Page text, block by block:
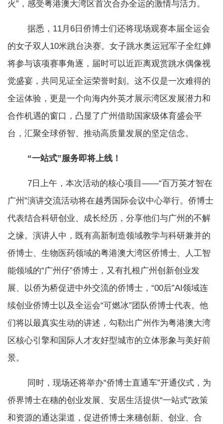
火”，感受粤港澳大湾区首次合办全运的激情与活力。
据悉，11月6日侨博士们还将现场观赛本届全运会
的女子双人10米跳台决赛。女子跳水奥运冠军子全红婵
将参与该项赛事角逐，届时可以近距离观赏跳水偶像视
觉盛宴，共同见证全运荣誉时刻。这不仅是一次难得的
全运体验，更是一个向海内外英才展示湾区发展潜力和
合作机遇的窗口，凸显了广州借助国家级体育盛会平
台，汇聚全球侨智、推动高质量发展的坚定信念。
“一站式”服务即将上线！
7日上午，本次活动的核心项目——“百万英才智在
广州”演讲交流活动将在越秀国际会议中心举行。侨博士
代表结合科研创业、成长经历，分享他们与广州的不解
之缘。演讲人中，既有高新制造领域教学与科研兼并的
侨博士、生物医药领域的粤港澳大湾区侨博士、人工智
能领域的“广州仔”侨博士，又有扎根广州创新创业发
展、以侨为桥促进中外交流的侨博士，“00后”AI领域连
续创业侨博士以及全运会“可燃冰”团队侨博士代表。他
们将以最真实生动的讲述，勾勒出广州作为粤港澳大湾
区核心引擎和国际人才友好型城市的立体形象与美好前
景。
同时，现场还将举办“侨博士直通车”开通仪式，为
侨界博士在穗的创业发展、安居生活提供“一站式”政策
和资源的通达渠道，促进侨博士来穗创新、创业、合